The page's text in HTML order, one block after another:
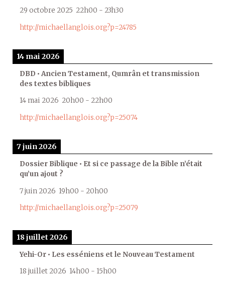
29 octobre 2025 22h00 - 23h30
http://michaellanglois.org?p=24785
14 mai 2026
DBD • Ancien Testament, Qumrân et transmission
des textes bibliques
14 mai 2026 20h00 - 22h00
http://michaellanglois.org?p=25074
7 juin 2026
Dossier Biblique • Et si ce passage de la Bible n’était
qu’un ajout ?
7 juin 2026 19h00 - 20h00
http://michaellanglois.org?p=25079
18 juillet 2026
Yehi-Or • Les esséniens et le Nouveau Testament
18 juillet 2026 14h00 - 15h00